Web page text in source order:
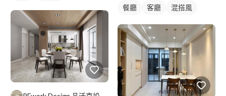
餐廳 客廳 混搭風